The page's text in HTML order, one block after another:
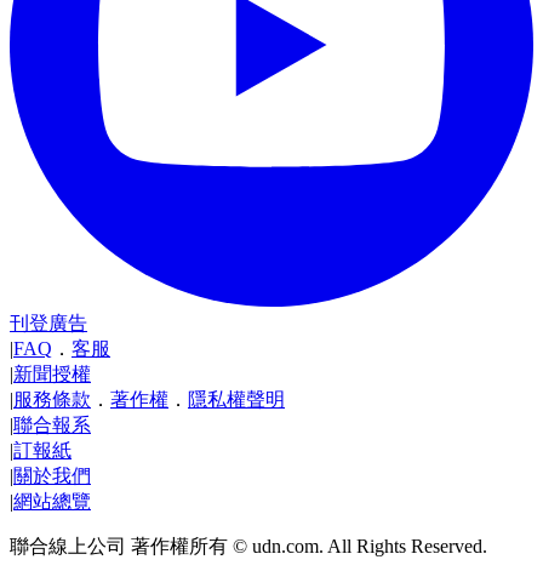
刊登廣告
|FAQ ． 客服
|新聞授權
|服務條款 ． 著作權 ． 隱私權聲明
|聯合報系
|訂報紙
|關於我們
|網站總覽
聯合線上公司 著作權所有 © udn.com. All Rights Reserved.